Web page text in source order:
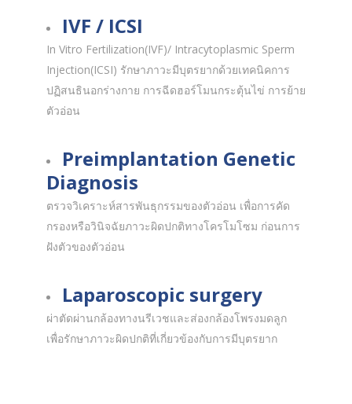
IVF / ICSI
In Vitro Fertilization(IVF)/ Intracytoplasmic Sperm
Injection(ICSI) รักษาภาวะมีบุตรยากด้วยเทคนิคการ
ปฏิสนธินอกร่างกาย การฉีดฮอร์โมนกระตุ้นไข่ การย้าย
ตัวอ่อน
Preimplantation Genetic
Diagnosis
ตรวจวิเคราะห์สารพันธุกรรมของตัวอ่อน เพื่อการคัด
กรองหรือวินิจฉัยภาวะผิดปกติทางโครโมโซม ก่อนการ
ฝังตัวของตัวอ่อน
Laparoscopic surgery
ผ่าตัดผ่านกล้องทางนรีเวชและส่องกล้องโพรงมดลูก
เพื่อรักษาภาวะผิดปกติที่เกี่ยวข้องกับการมีบุตรยาก